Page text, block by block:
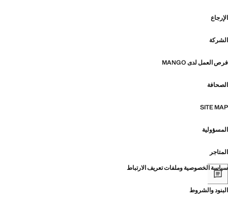
الإرجاع
الشركة
فرص العمل لدى MANGO
الصحافة
SITE MAP
المسؤولية
المتاجر
سياسة الخصوصية وملفات تعريف الارتباط
البنود والشروط